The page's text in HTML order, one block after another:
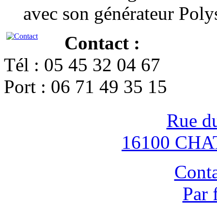
avec son générateur
Contact :
Tél : 05 45 32 04 67
Port : 06 71 49 35 15
Rue
16100
Par